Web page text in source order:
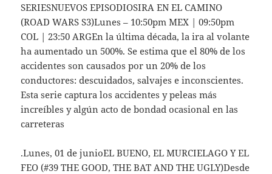
SERIESNUEVOS EPISODIOSIRA EN EL CAMINO
(ROAD WARS S3)Lunes – 10:50pm MEX | 09:50pm
COL | 23:50 ARGEn la última década, la ira al volante
ha aumentado un 500%. Se estima que el 80% de los
accidentes son causados por un 20% de los
conductores: descuidados, salvajes e inconscientes.
Esta serie captura los accidentes y peleas más
increíbles y algún acto de bondad ocasional en las
carreteras
.Lunes, 01 de junioEL BUENO, EL MURCIELAGO Y EL
FEO (#39 THE GOOD, THE BAT AND THE UGLY)Desde